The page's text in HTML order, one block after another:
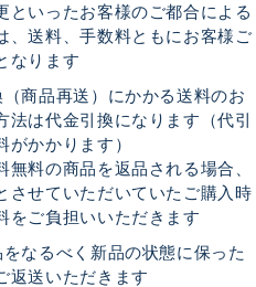
といったお客様のご都合による
、送料、手数料ともにお客様ご
なります
（商品再送）にかかる送料のお
法は代金引換になります（代引
がかかります）
無料の商品を返品される場合、
させていただいていたご購入時
をご負担いいただきます
をなるべく新品の状態に保った
返送いただきます